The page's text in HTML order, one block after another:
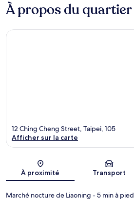
À propos du quartier
Carte
12 Ching Cheng Street, Taipei, 105
Afficher sur la carte
À proximité Transport
Marché nocture de Liaoning - 5 min à pied